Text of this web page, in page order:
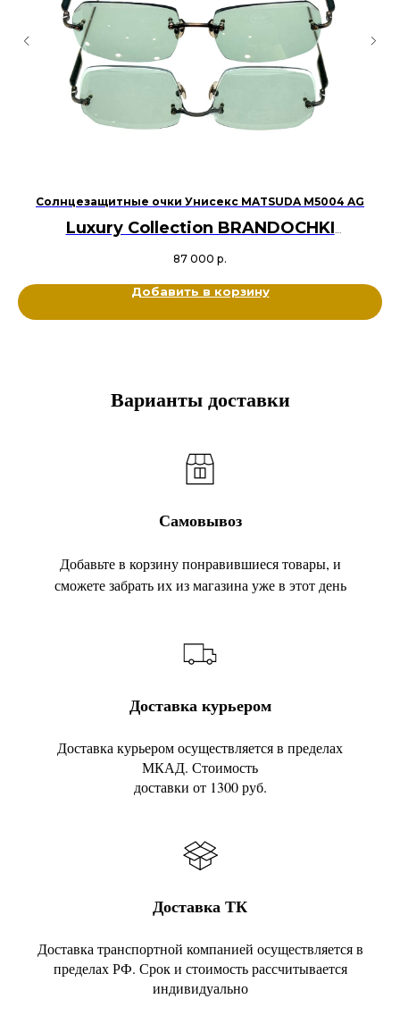
Солнцезащитные очки Унисекс MATSUDA M5004 AG
Luxury Collection BRANDOCHKI
Металл титан, Ацетат
Размер: 57-18-145
87 000 р.
Добавить в корзину
Варианты доставки
Самовывоз
Добавьте в корзину понравившиеся товары, и
сможете забрать их из магазина уже в этот день
Доставка курьером
Доставка курьером осуществляется в пределах
МКАД. Стоимость
доставки от 1300 руб.
Доставка ТК
Доставка транспортной компанией осуществляется в
пределах РФ. Срок и стоимость рассчитывается
индивидуально